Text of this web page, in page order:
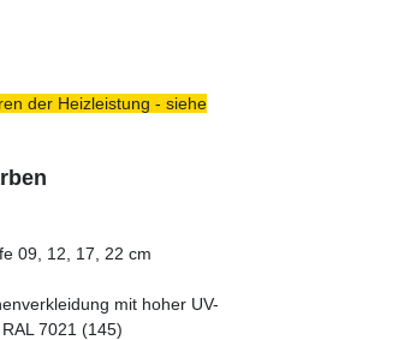
der Heizleistung - siehe
09, 12, 17, 22 cm
mit hoher UV-
7021 (145)